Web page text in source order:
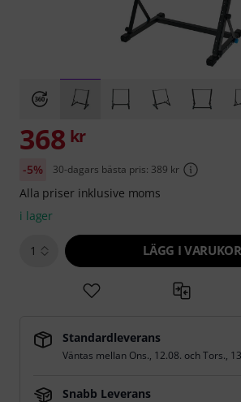
368 kr
-5% 30-dagars bästa pris: 389 kr
Alla priser inklusive moms
i lager
1 LÄGG I
Standardleverans
Väntas mellan Ons., 12.08. ochTors.,
Snabb Leverans